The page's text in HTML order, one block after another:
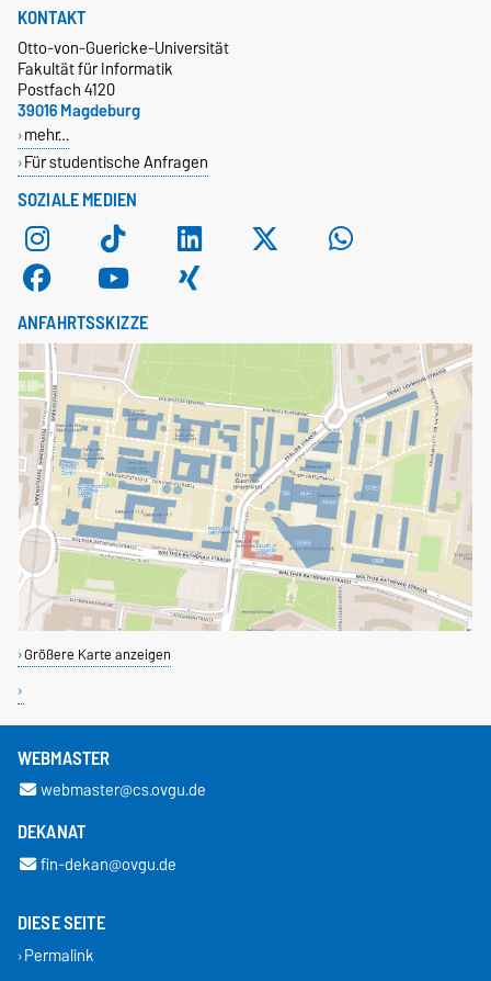
SOZIALE MEDIEN
KONTAKT
Otto-von-Guericke-Universität
Fakultät für Informatik
Postfach 4120
39016 Magdeburg
mehr…
Für studentische Anfragen
ANFAHRTSSKIZZE
Größere Karte anzeigen
WEBMASTER
webmaster@cs.ovgu.de
DEKANAT
fin-dekan@ovgu.de
DIESE SEITE
Permalink